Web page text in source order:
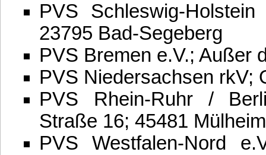
PVS Schleswig-
23795 Bad-Segeberg
PVS Bremen e.V.; Außer
PVS Niedersachsen rkV;
PVS Rhein-Ruhr /
Straße 16; 45481
PVS Westfalen-Nord